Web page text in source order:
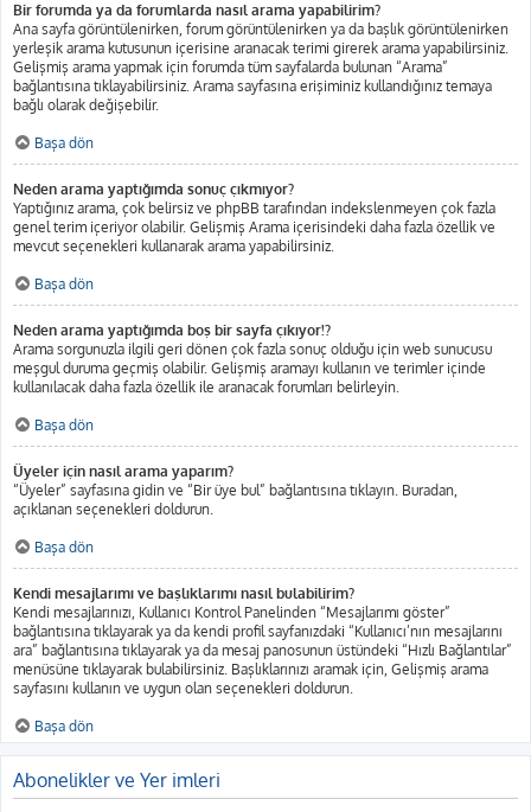
Bir forumda ya da forumlarda nasıl arama yapabilirim?
Ana sayfa görüntülenirken, forum görüntülenirken ya da başlık görüntülenirken
yerleşik arama kutusunun içerisine aranacak terimi girerek arama yapabilirsiniz.
Gelişmiş arama yapmak için forumda tüm sayfalarda bulunan “Arama”
bağlantısına tıklayabilirsiniz. Arama sayfasına erişiminiz kullandığınız temaya
bağlı olarak değişebilir.
Başa dön
Neden arama yaptığımda sonuç çıkmıyor?
Yaptığınız arama, çok belirsiz ve phpBB tarafından indekslenmeyen çok fazla
genel terim içeriyor olabilir. Gelişmiş Arama içerisindeki daha fazla özellik ve
mevcut seçenekleri kullanarak arama yapabilirsiniz.
Başa dön
Neden arama yaptığımda boş bir sayfa çıkıyor!?
Arama sorgunuzla ilgili geri dönen çok fazla sonuç olduğu için web sunucusu
meşgul duruma geçmiş olabilir. Gelişmiş aramayı kullanın ve terimler içinde
kullanılacak daha fazla özellik ile aranacak forumları belirleyin.
Başa dön
Üyeler için nasıl arama yaparım?
“Üyeler” sayfasına gidin ve “Bir üye bul” bağlantısına tıklayın. Buradan,
açıklanan seçenekleri doldurun.
Başa dön
Kendi mesajlarımı ve başlıklarımı nasıl bulabilirim?
Kendi mesajlarınızı, Kullanıcı Kontrol Panelinden “Mesajlarımı göster”
bağlantısına tıklayarak ya da kendi profil sayfanızdaki “Kullanıcı’nın mesajlarını
ara” bağlantısına tıklayarak ya da mesaj panosunun üstündeki “Hızlı Bağlantılar”
menüsüne tıklayarak bulabilirsiniz. Başlıklarınızı aramak için, Gelişmiş arama
sayfasını kullanın ve uygun olan seçenekleri doldurun.
Başa dön
Abonelikler ve Yer imleri